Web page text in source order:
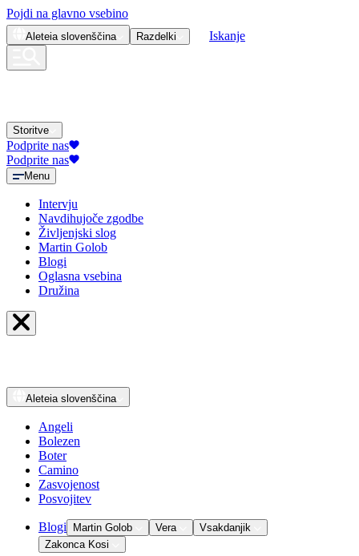
Pojdi na glavno vsebino
Aleteia slovenščina Razdelki Iskanje
Storitve
Podprite nas
Podprite nas
Menu
Intervju
Navdihujoče zgodbe
Življenjski slog
Martin Golob
Blogi
Oglasna vsebina
Družina
Aleteia slovenščina
Angeli
Bolezen
Boter
Camino
Zasvojenost
Posvojitev
Blogi Martin Golob Vera
Vsakdanjik
Zakonca Kosi